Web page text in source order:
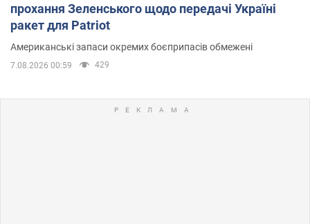
прохання Зеленського щодо передачі Україні
ракет для Patriot
Американські запаси окремих боєприпасів обмежені
7.08.2026 00:59 429